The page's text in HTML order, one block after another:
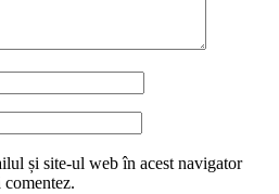
și site-ul web în acest navigator